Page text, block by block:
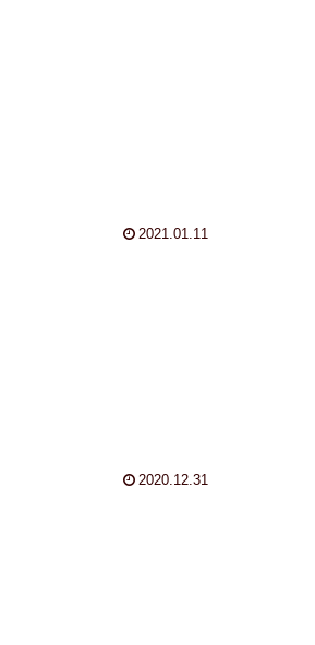
2021.01.11
2020.12.31